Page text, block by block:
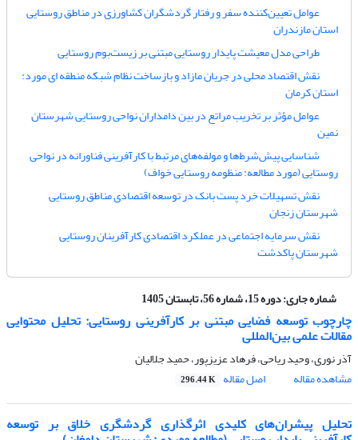
عوامل تعیین‌کننده سفر و رفتار گردشگران کشاورزی در مناطق روستایی
استان مازندران
طراحی مدل معیشت پایدار روستایی مبتنی بر زیست‌بوم روستایی
نقش اقتصاد محلی در جریان مازاد و بازساخت نظام شبکه منطقه ای مورد:
استان کرمان
عوامل مؤثر بر تخریب مراتع در بین دامداران نواحی روستایی شهرستان
نمین
شناسایی پیش‌شرط‌ها و مولفه‌های مرتبط با کارآفرینی فناورانه در نواحی
روستایی (مورد مطالعه: منظومه روستایی خواف)
نقش تسهیلات خرد پست بانک در توسعه اقتصادی مناطق روستایی
شهرستان زنجان
نقش سرمایه اجتماعی در عملکرد اقتصادی کارآفرینان روستایی
شهرستان پاکدشت
شماره جاری:دوره 15، شماره 56، تابستان 1405
چارچوب توسعه فضایی مبتنی بر کارآفرینی روستایی: تحلیل محتوایی
مقالات علمی بین‌المللی
آذر نوری، وحید ریاحی، فرهاد عزیزپور، حمید جلالیان
مشاهده مقاله
اصل مقاله 296.44 K
تحلیل پیشران‌های کلیدی اثرگذاری گردشگری خلاق بر توسعه